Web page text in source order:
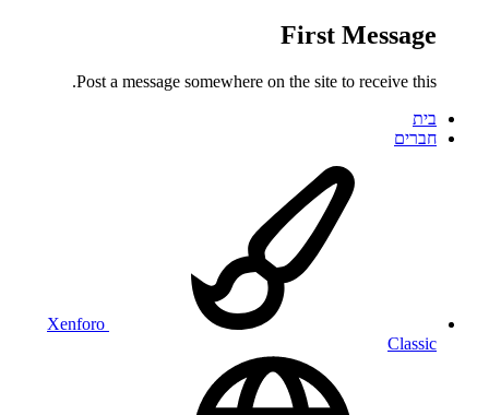
First Message
Post a message somewhere on the site to receive this.
בית
חברים
Xenforo
Classic